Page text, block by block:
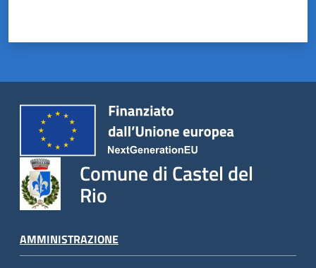
Comune di Castel del
Rio
AMMINISTRAZIONE